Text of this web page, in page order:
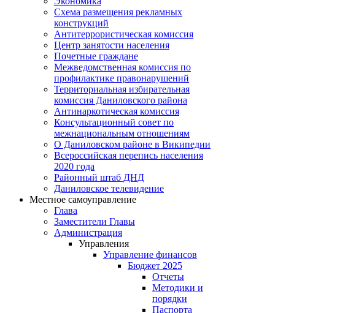
Схема размещения рекламных
конструкций
Антитеррористическая комиссия
Центр занятости населения
Почетные граждане
Межведомственная комиссия по
профилактике правонарушений
Территориальная избирательная
комиссия Даниловского района
Антинаркотическая комиссия
Консультационный совет по
межнациональным отношениям
О Даниловском районе в Википедии
Всероссийская перепись населения
2020 года
Районный штаб ДНД
Даниловское телевидение
Местное самоуправление
Глава
Заместители Главы
Администрация
Управления
Управление финансов
Бюджет 2025
Отчеты
Методики и
порядки
Паспорта